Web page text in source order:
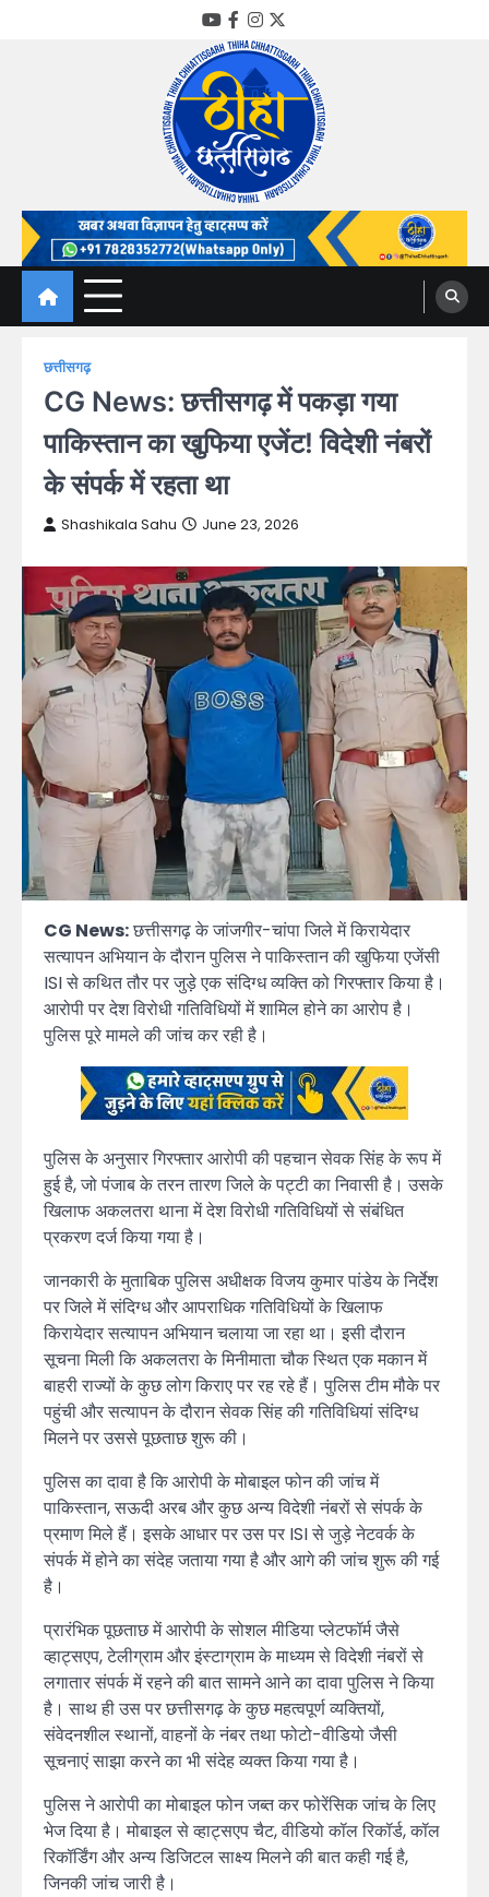
YouTube
Facebook
Instagram
Twitter
Thiha Chhattisgarh
गोठ जन-जन के
छत्तीसगढ़
CG News: छत्तीसगढ़ में पकड़ा गया
पाकिस्तान का खुफिया एजेंट! विदेशी नंबरों
के संपर्क में रहता था
Shashikala Sahu June 23, 2026
CG News:छत्तीसगढ़ के जांजगीर-चांपा जिले में किरायेदार
सत्यापन अभियान के दौरान पुलिस ने पाकिस्तान की खुफिया एजेंसी
ISI से कथित तौर पर जुड़े एक संदिग्ध व्यक्ति को गिरफ्तार किया है।
आरोपी पर देश विरोधी गतिविधियों में शामिल होने का आरोप है।
पुलिस पूरे मामले की जांच कर रही है।
पुलिस के अनुसार गिरफ्तार आरोपी की पहचान सेवक सिंह के रूप में
हुई है, जो पंजाब के तरन तारण जिले के पट्टी का निवासी है। उसके
खिलाफ अकलतरा थाना में देश विरोधी गतिविधियों से संबंधित
प्रकरण दर्ज किया गया है।
जानकारी के मुताबिक पुलिस अधीक्षक विजय कुमार पांडेय के निर्देश
पर जिले में संदिग्ध और आपराधिक गतिविधियों के खिलाफ
किरायेदार सत्यापन अभियान चलाया जा रहा था। इसी दौरान
सूचना मिली कि अकलतरा के मिनीमाता चौक स्थित एक मकान में
बाहरी राज्यों के कुछ लोग किराए पर रह रहे हैं। पुलिस टीम मौके पर
पहुंची और सत्यापन के दौरान सेवक सिंह की गतिविधियां संदिग्ध
मिलने पर उससे पूछताछ शुरू की।
पुलिस का दावा है कि आरोपी के मोबाइल फोन की जांच में
पाकिस्तान, सऊदी अरब और कुछ अन्य विदेशी नंबरों से संपर्क के
प्रमाण मिले हैं। इसके आधार पर उस पर ISI से जुड़े नेटवर्क के
संपर्क में होने का संदेह जताया गया है और आगे की जांच शुरू की गई
है।
प्रारंभिक पूछताछ में आरोपी के सोशल मीडिया प्लेटफॉर्म जैसे
व्हाट्सएप, टेलीग्राम और इंस्टाग्राम के माध्यम से विदेशी नंबरों से
लगातार संपर्क में रहने की बात सामने आने का दावा पुलिस ने किया
है। साथ ही उस पर छत्तीसगढ़ के कुछ महत्वपूर्ण व्यक्तियों,
संवेदनशील स्थानों, वाहनों के नंबर तथा फोटो-वीडियो जैसी
सूचनाएं साझा करने का भी संदेह व्यक्त किया गया है।
पुलिस ने आरोपी का मोबाइल फोन जब्त कर फोरेंसिक जांच के लिए
भेज दिया है। मोबाइल से व्हाट्सएप चैट, वीडियो कॉल रिकॉर्ड, कॉल
रिकॉर्डिंग और अन्य डिजिटल साक्ष्य मिलने की बात कही गई है,
जिनकी जांच जारी है।